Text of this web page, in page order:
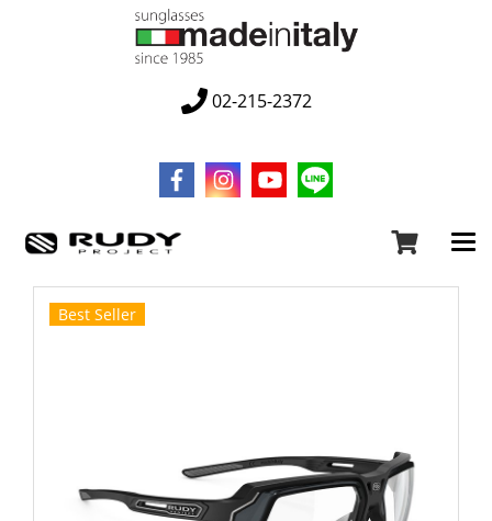
02-215-2372
Best Seller